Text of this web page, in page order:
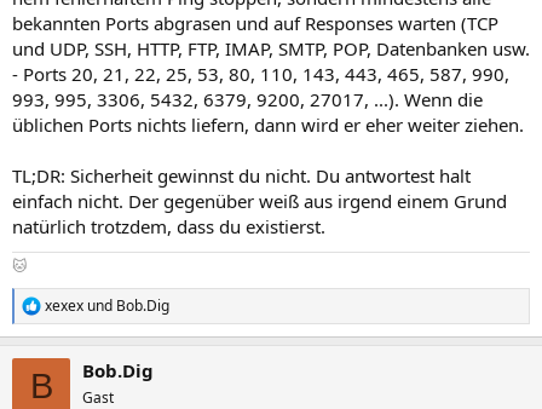
bekannten Ports abgrasen und auf Responses warten (TCP
und UDP, SSH, HTTP, FTP, IMAP, SMTP, POP, Datenbanken usw.
- Ports 20, 21, 22, 25, 53, 80, 110, 143, 443, 465, 587, 990,
993, 995, 3306, 5432, 6379, 9200, 27017, ...). Wenn die
üblichen Ports nichts liefern, dann wird er eher weiter ziehen.
TL;DR: Sicherheit gewinnst du nicht. Du antwortest halt
einfach nicht. Der gegenüber weiß aus irgend einem Grund
natürlich trotzdem, dass du existierst.
🐱
R
e
xexex und Bob.Dig
B Bob.Dig
Gast